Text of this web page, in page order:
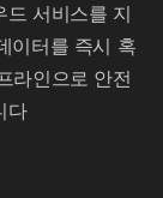
드 서비스를 지
이터를 즉시 혹
라인으로 안전
다